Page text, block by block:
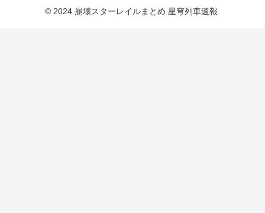
© 2024 崩壊スターレイルまとめ 星穹列車速報.